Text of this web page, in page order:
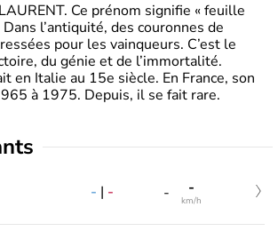
Ce prénom signifie « feuille
l’antiquité, des couronnes de
pour les vainqueurs. C’est le
du génie et de l’immortalité.
en Italie au 15e siècle. En France, son
à 1975. Depuis, il se fait rare.
- | - - -
km/h